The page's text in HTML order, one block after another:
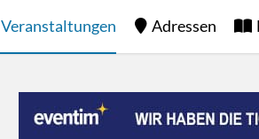
Veranstaltungen Adressen